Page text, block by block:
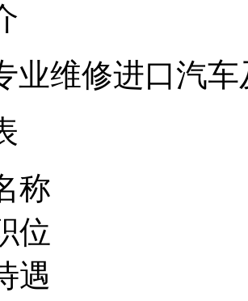
业维修进口汽
称
位
遇